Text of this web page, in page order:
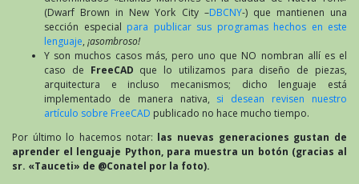
(Dwarf Brown in New York City –DBCNY-) que mantienen una
sección especial para publicar sus programas hechos en este
lenguaje, ¡asombroso!
Y son muchos casos más, pero uno que NO nombran allí es el
caso de FreeCAD que lo utilizamos para diseño de piezas,
arquitectura e incluso mecanismos; dicho lenguaje está
implementado de manera nativa, si desean revisen nuestro
artículo sobre FreeCAD publicado no hace mucho tiempo.
Por último lo hacemos notar: las nuevas generaciones gustan de
aprender el lenguaje Python, para muestra un botón (gracias al
sr. «Tauceti» de @Conatel por la foto).